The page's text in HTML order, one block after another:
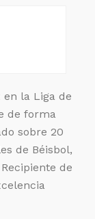
en la Liga de
de forma
sobre 20
de Béisbol,
de